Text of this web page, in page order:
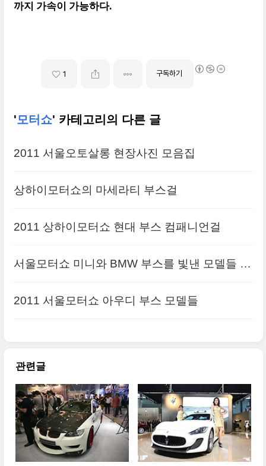
까지 가속이 가능하다.
1 구독하기
'모터쇼' 카테고리의 다른 글
2011 서울오토살롱 현장사진 모음집
상하이모터쇼의 마세라티 부스걸
2011 상하이모터쇼 현대 부스 컴패니언걸
서울모터쇼 미니와 BMW 부스를 빛낸 모델들 모
2011 서울모터쇼 아우디 부스 모델들
관련글